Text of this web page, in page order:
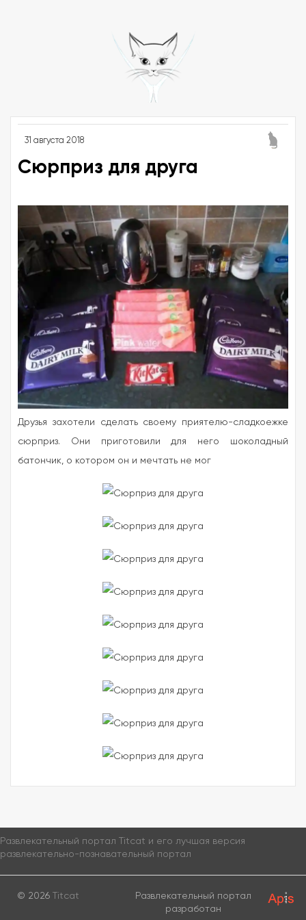
31 августа 2018
Сюрприз для друга
Друзья захотели сделать своему приятелю-сладкоежке
сюрприз. Они приготовили для него шоколадный
батончик, о котором он и мечтать не мог
Развлекательный портал Titcat и его лучшая версия
развлекательно-познавательный портал
© 2026 Titcat
Развлекательный портал
разработан